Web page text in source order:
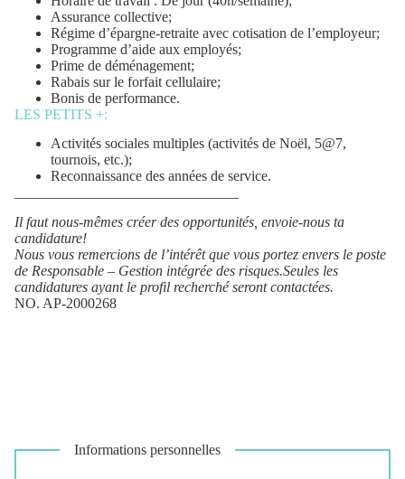
Assurance collective;
Régime d’épargne-retraite avec cotisation de l’employeur;
Programme d’aide aux employés;
Prime de déménagement;
Rabais sur le forfait cellulaire;
Bonis de performance.
LES PETITS +:
Activités sociales multiples (activités de Noël, 5@7,
tournois, etc.);
Reconnaissance des années de service.
Il faut nous-mêmes créer des opportunités, envoie-nous ta
candidature!
Nous vous remercions de l’intérêt que vous portez envers le poste
de Responsable – Gestion intégrée des risques.Seules les
candidatures ayant le profil recherché seront contactées.
NO. AP-2000268
Informations personnelles